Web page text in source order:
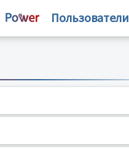
Пользователи